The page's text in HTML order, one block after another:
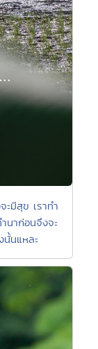
มีสุข เราทำ
นาก่อนจึงจะ
นแหละ